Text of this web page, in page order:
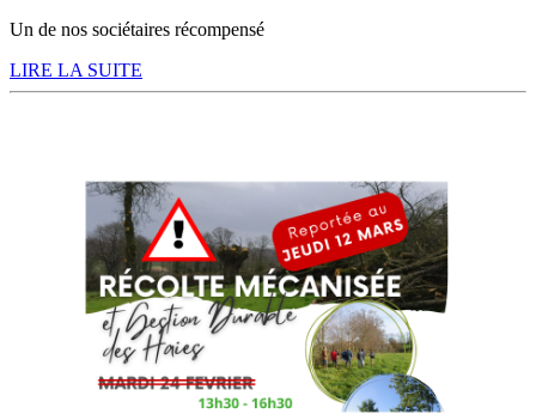
Un de nos sociétaires récompensé
LIRE LA SUITE